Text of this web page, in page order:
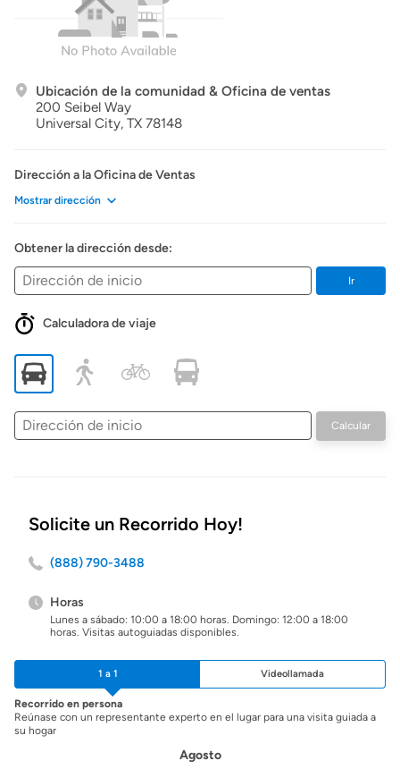
Ubicación de la comunidad & Oficina de ventas
200 Seibel Way
Universal City, TX 78148
Dirección a la Oficina de Ventas
Mostrar dirección
Obtener la dirección desde:
Ir
Calculadora de viaje
Dirección
de
Calcular
Solicite un Recorrido Hoy!
(888) 790-3488
Horas
Lunes a sábado: 10:00 a 18:00 horas. Domingo: 12:00 a 18:00
horas. Visitas autoguiadas disponibles.
1 a 1 Videollamada
Recorrido en persona
Reúnase con un representante experto en el lugar para una visita guiada a
su hogar
Agosto